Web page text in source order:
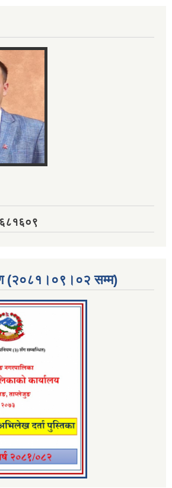
(२०८१।०९।०२ सम्म)